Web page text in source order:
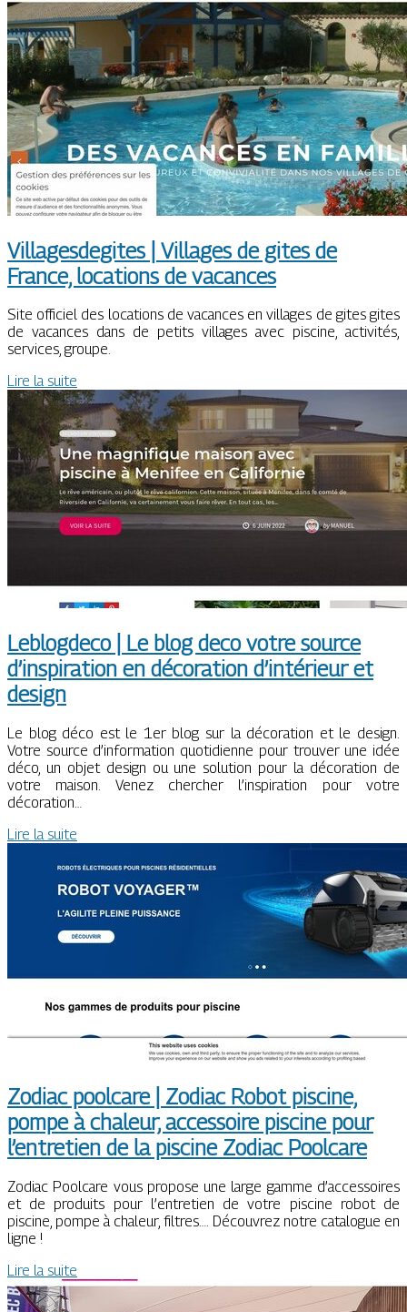
Vil­lages­degites | Villages de gites de
France, locations de vacances
Site officiel des locations de vacances en villages de gites gites
de vacances dans de petits villages avec piscine, activités,
services, groupe.
Lire la suite
Leblogdeco | Le blog deco votre source
d’inspiration en décoration d’intérieur et
design
Le blog déco est le 1er blog sur la décoration et le design.
Votre source d’information quotidienne pour trouver une idée
déco, un objet design ou une solution pour la décoration de
votre maison. Venez chercher l’inspiration pour votre
décoration…
Lire la suite
Zodiac poolcare | Zodiac Robot piscine,
pompe à chaleur, accessoire piscine pour
l’entretien de la piscine Zodiac Poolcare
Zodiac Poolcare vous propose une large gamme d’accessoires
et de produits pour l’entretien de votre piscine robot de
piscine, pompe à chaleur, filtres…. Découvrez notre catalogue en
ligne !
Lire la suite